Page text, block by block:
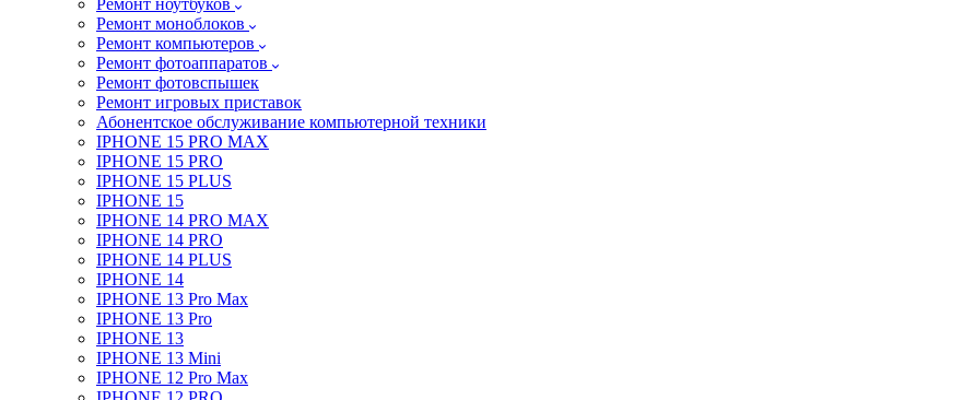
Ремонт ноутбуков
Ремонт моноблоков
Ремонт компьютеров
Ремонт фотоаппаратов
Ремонт фотовспышек
Ремонт игровых приставок
Абонентское обслуживание компьютерной техники
IPHONE 15 PRO MAX
IPHONE 15 PRO
IPHONE 15 PLUS
IPHONE 15
IPHONE 14 PRO MAX
IPHONE 14 PRO
IPHONE 14 PLUS
IPHONE 14
IPHONE 13 Pro Max
IPHONE 13 Pro
IPHONE 13
IPHONE 13 Mini
IPHONE 12 Pro Max